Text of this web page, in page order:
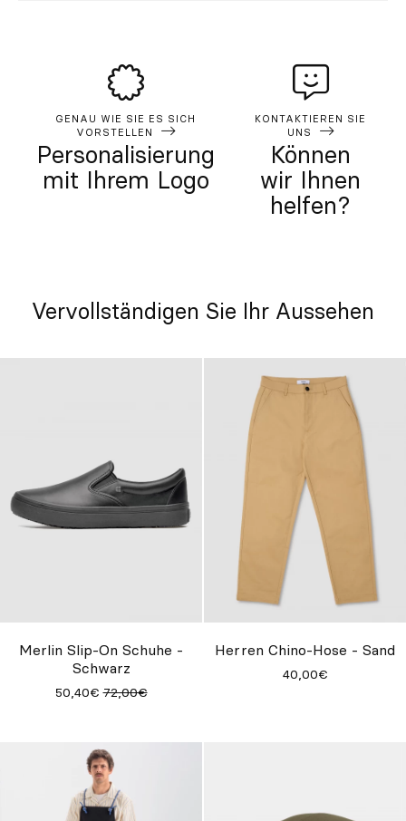
GENAU WIE SIE ES SICH
VORSTELLEN
Personalisierung
mit Ihrem Logo
KONTAKTIEREN SIE
UNS
Können
wir Ihnen
helfen?
Vervollständigen Sie Ihr Aussehen
Merlin Slip-On Schuhe -
Schwarz
50,40€ 72,00€
Herren Chino-Hose - Sand
40,00€